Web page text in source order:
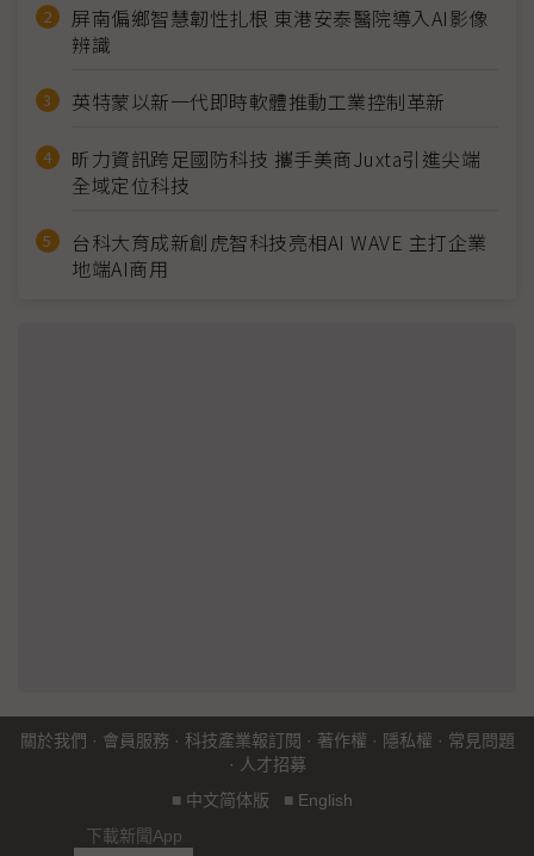
屏南偏鄉智慧韌性扎根 東港安泰醫院導入AI影像
辨識
英特蒙以新一代即時軟體推動工業控制革新
昕力資訊跨足國防科技 攜手美商Juxta引進尖端
全域定位科技
台科大育成新創虎智科技亮相AI WAVE 主打企業
地端AI商用
關於我們 · 會員服務 · 科技產業報訂閱 · 著作權 · 隱私權 · 常見問題
· 人才招募
■ 中文简体版 ■ English
下載新聞App